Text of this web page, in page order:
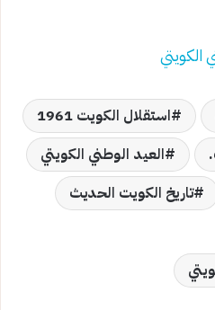
الكويتي
استقلال الكويت 1961
العيد الوطني الكويتي
تاريخ الكويت الحديث